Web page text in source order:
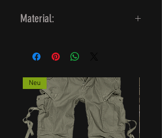
Material:
Neu